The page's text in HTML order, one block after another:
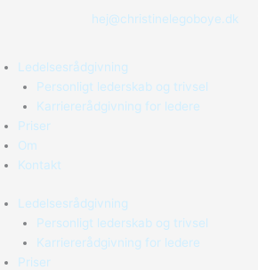
hej@christinelegoboye.dk
Ledelsesrådgivning
Personligt lederskab og trivsel
Karriererådgivning for ledere
Priser
Om
Kontakt
Ledelsesrådgivning
Personligt lederskab og trivsel
Karriererådgivning for ledere
Priser